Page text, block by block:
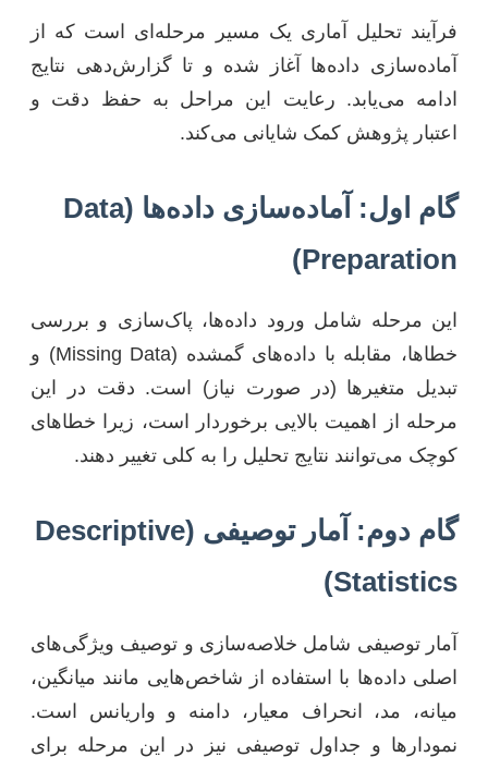
فرآیند تحلیل آماری یک مسیر مرحله‌ای است که از
آماده‌سازی داده‌ها آغاز شده و تا گزارش‌دهی نتایج
ادامه می‌یابد. رعایت این مراحل به حفظ دقت و
اعتبار پژوهش کمک شایانی می‌کند.
گام اول: آماده‌سازی داده‌ها (Data
Preparation)
این مرحله شامل ورود داده‌ها، پاک‌سازی و بررسی
خطاها، مقابله با داده‌های گمشده (Missing Data) و
تبدیل متغیرها (در صورت نیاز) است. دقت در این
مرحله از اهمیت بالایی برخوردار است، زیرا خطاهای
کوچک می‌توانند نتایج تحلیل را به کلی تغییر دهند.
گام دوم: آمار توصیفی (Descriptive
Statistics)
آمار توصیفی شامل خلاصه‌سازی و توصیف ویژگی‌های
اصلی داده‌ها با استفاده از شاخص‌هایی مانند میانگین،
میانه، مد، انحراف معیار، دامنه و واریانس است.
نمودارها و جداول توصیفی نیز در این مرحله برای